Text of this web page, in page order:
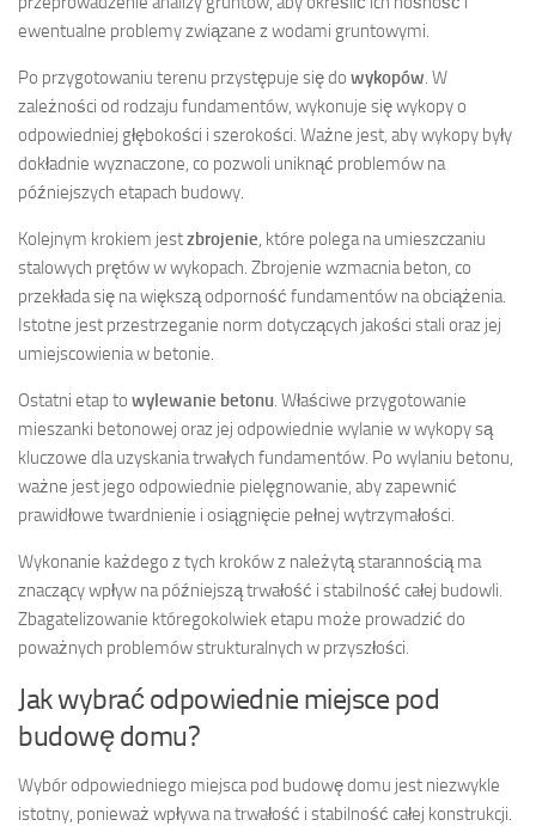
ewentualne problemy związane z wodami gruntowymi.
Po przygotowaniu terenu przystępuje się do wykopów . W
zależności od rodzaju fundamentów, wykonuje się wykopy o
odpowiedniej głębokości i szerokości. Ważne jest, aby wykopy były
dokładnie wyznaczone, co pozwoli uniknąć problemów na
późniejszych etapach budowy.
Kolejnym krokiem jestzbrojenie , które polega na umieszczaniu
stalowych prętów w wykopach. Zbrojenie wzmacnia beton, co
przekłada się na większą odporność fundamentów na obciążenia.
Istotne jest przestrzeganie norm dotyczących jakości stali oraz jej
umiejscowienia w betonie.
Ostatni etap to wylewanie betonu . Właściwe przygotowanie
mieszanki betonowej oraz jej odpowiednie wylanie w wykopy są
kluczowe dla uzyskania trwałych fundamentów. Po wylaniu betonu,
ważne jest jego odpowiednie pielęgnowanie, aby zapewnić
prawidłowe twardnienie i osiągnięcie pełnej wytrzymałości.
Wykonanie każdego z tych kroków z należytą starannością ma
znaczący wpływ na późniejszą trwałość i stabilność całej budowli.
Zbagatelizowanie któregokolwiek etapu może prowadzić do
poważnych problemów strukturalnych w przyszłości.
Jak wybrać odpowiednie miejsce pod
budowę domu?
Wybór odpowiedniego miejsca pod budowę domu jest niezwykle
istotny, ponieważ wpływa na trwałość i stabilność całej konstrukcji.